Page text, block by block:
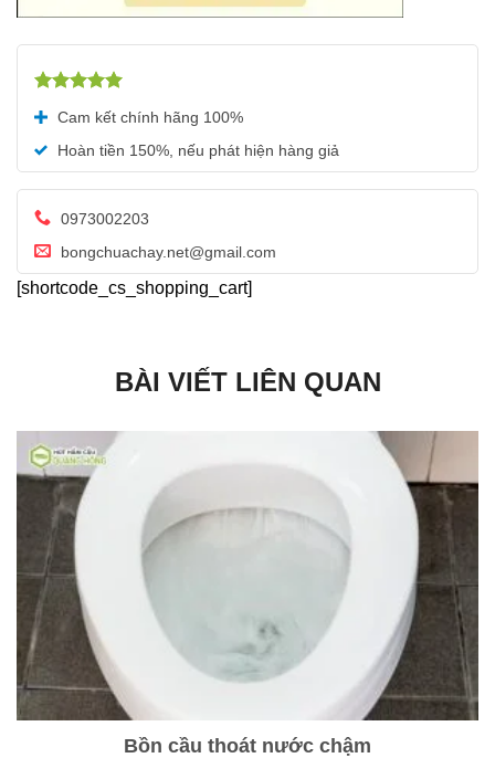
hạng5.00
5 sao
Cam kết chính hãng 100%
Hoàn tiền 150%, nếu phát hiện hàng giả
0973002203
bongchuachay.net@gmail.com
[shortcode_cs_shopping_cart]
BÀI VIẾT LIÊN QUAN
Bồn cầu thoát nước chậm